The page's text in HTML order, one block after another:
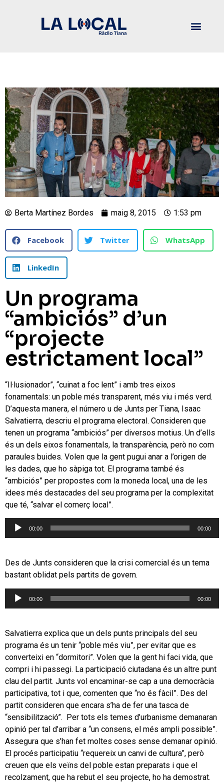
Berta Martínez Bordes maig 8, 2015 1:53 pm
Facebook Twitter WhatsApp
LinkedIn
Un programa
“ambiciós” d’un
“projecte
estrictament local”
“Il·lusionador”, “cuinat a foc lent” i amb tres eixos
fonamentals: un poble més transparent, més viu i més verd.
D’aquesta manera, el número u de Junts per Tiana, Isaac
Salvatierra, descriu el programa electoral. Consideren que
tenen un programa “ambiciós” per diversos motius. Un d’ells
és un dels eixos fonamentals, la transparència, però no com
paraules buides. Volen que la gent pugui anar a l’origen de
les dades, que ho sàpiga tot. El programa també és
“ambiciós” per propostes com la moneda local, una de les
idees més destacades del seu programa per la complexitat
que té, “salvar el comerç local”.
Reproductor
00:00 00:00
Des de Junts consideren que la crisi comercial és un tema
bastant oblidat pels partits de govern.
Reproductor
00:00 00:00
Salvatierra explica que un dels punts principals del seu
programa és un tenir “poble més viu”, per evitar que es
converteixi en “dormitori”. Volen que la gent hi faci vida, que
compri i hi passegi. La participació ciutadana és un altre punt
clau del partit. Junts vol encaminar-se cap a una democràcia
participativa, tot i que, comenten que “no és fàcil”. Des del
partit consideren que encara s’ha de fer una tasca de
“sensibilització”. Per tots els temes d’urbanisme demanaran
opinió per tal d’arribar a “un consens, el més ampli possible”.
Assegura que s’han fet moltes coses sense demanar opinió.
El procés participatiu “requereix un canvi de cultura”, però
creuen que els veïns del poble estan preparats i que el
recolzament, que ha rebut el seu projecte, ho ha demostrat.